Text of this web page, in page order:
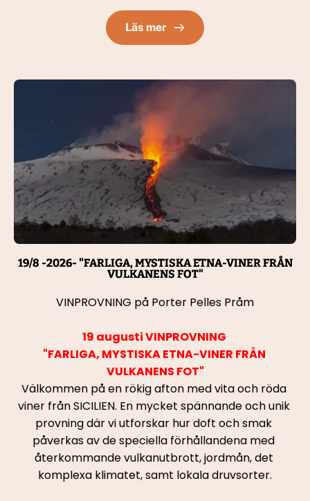
Läs mer
19/8 -2026- "FARLIGA, MYSTISKA ETNA-VINER FRÅN
VULKANENS FOT"
VINPROVNING på Porter Pelles Pråm
19 augusti VINPROVNING
"FARLIGA, MYSTISKA ETNA-VINER FRÅN
VULKANENS FOT"
Välkommen på en rökig afton med vita och röda
viner från SICILIEN. En mycket spännande och unik
provning där vi utforskar hur doft och smak
påverkas av de speciella förhållandena med
återkommande vulkanutbrott, jordmån, det
komplexa klimatet, samt lokala druvsorter.